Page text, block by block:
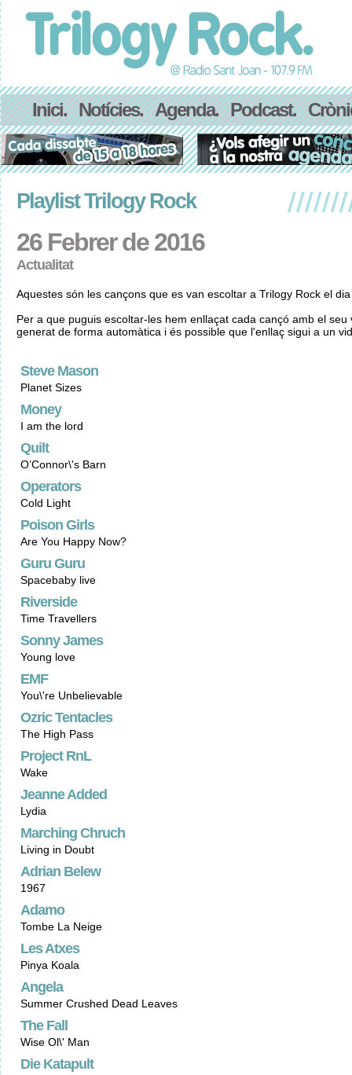
Inici. Notícies. Agenda. Podcast.
Playlist Trilogy Rock
26 Febrer de 2016
Actualitat
Aquestes són les cançons que es van escoltar a Trilogy Rock el
Per a que puguis escoltar-les hem enllaçat cada cançó amb el
generat de forma automàtica i és possible que l'enllaç sigui a un
Steve Mason
Planet Sizes
Money
I am the lord
Quilt
O’Connor\'s Barn
Operators
Cold Light
Poison Girls
Are You Happy Now?
Guru Guru
Spacebaby live
Riverside
Time Travellers
Sonny James
Young love
EMF
You\'re Unbelievable
Ozric Tentacles
The High Pass
Project RnL
Wake
Jeanne Added
Lydia
Marching Chruch
Living in Doubt
Adrian Belew
1967
Adamo
Tombe La Neige
Les Atxes
Pinya Koala
Angela
Summer Crushed Dead Leaves
The Fall
Wise Ol\' Man
Die Katapult